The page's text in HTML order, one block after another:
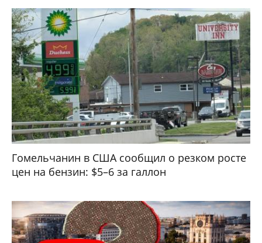
Гомельчанин в США сообщил о резком росте
цен на бензин: $5–6 за галлон